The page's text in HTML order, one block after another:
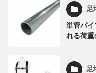
足
単管パ
れる荷重
足